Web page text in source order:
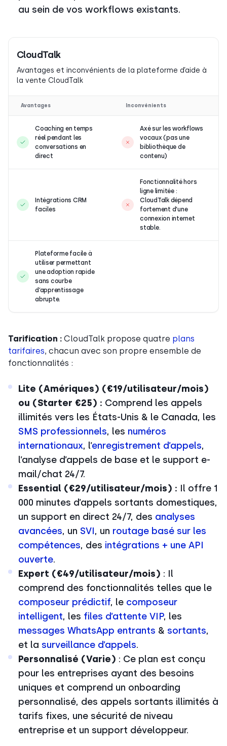
au sein de vos workflows existants.
CloudTalk
Avantages et inconvénients de la plateforme d’aide à
la vente CloudTalk
Avantages Inconvénients
Coaching en temps
réel pendant les
conversations en
direct
Axé sur les workflows
vocaux (pas une
bibliothèque de
contenu)
Intégrations CRM
faciles
Fonctionnalité hors
ligne limitée :
CloudTalk dépend
fortement d’une
connexion internet
stable.
Plateforme facile à
utiliser permettant
une adoption rapide
sans courbe
d’apprentissage
abrupte.
Tarification : CloudTalk propose quatre plans
tarifaires, chacun avec son propre ensemble de
fonctionnalités :
Lite (Amériques) (€19/utilisateur/mois)
ou (Starter €25) : Comprend les appels
illimités vers les États-Unis & le Canada, les
SMS professionnels, les numéros
internationaux, l’enregistrement d’appels,
l’analyse d’appels de base et le support e-
mail/chat 24/7.
Essential (€29/utilisateur/mois) : Il offre 1
000 minutes d’appels sortants domestiques,
un support en direct 24/7, des analyses
avancées, un SVI, un routage basé sur les
compétences, des intégrations + une API
ouverte.
Expert (€49/utilisateur/mois) : Il
comprend des fonctionnalités telles que le
composeur prédictif, le composeur
intelligent, les files d’attente VIP, les
messages WhatsApp entrants & sortants,
et la surveillance d’appels.
Personnalisé (Varie) : Ce plan est conçu
pour les entreprises ayant des besoins
uniques et comprend un onboarding
personnalisé, des appels sortants illimités à
tarifs fixes, une sécurité de niveau
entreprise et un support développeur.